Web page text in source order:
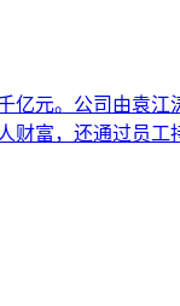
元。公司由袁
富，还通过员